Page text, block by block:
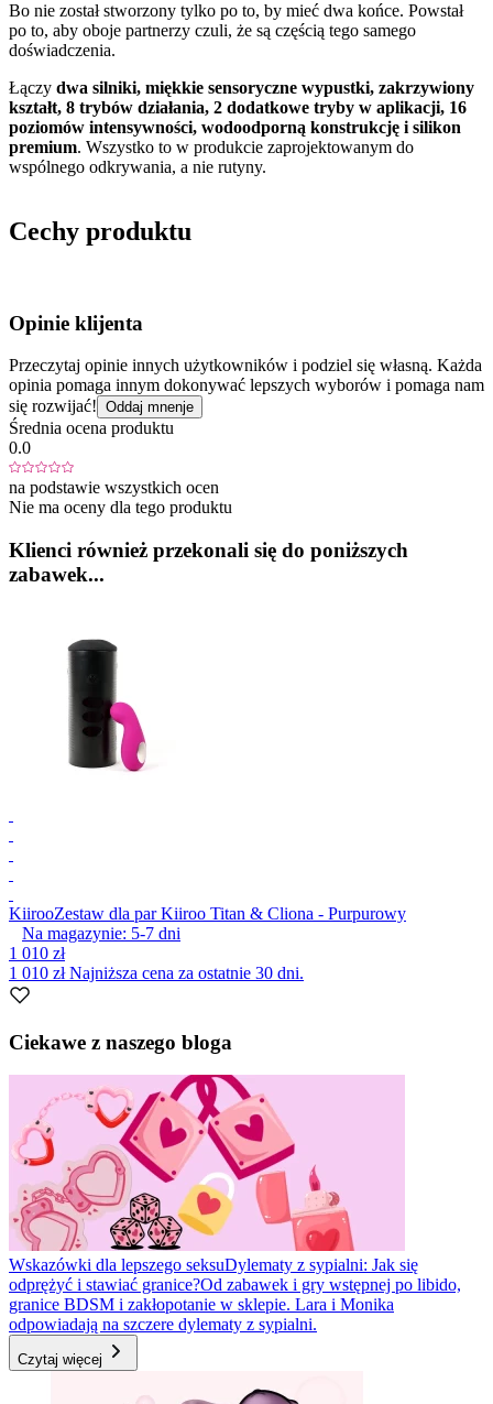
Bo nie został stworzony tylko po to, by mieć dwa końce. Powstał
po to, aby oboje partnerzy czuli, że są częścią tego samego
doświadczenia.
Łączy dwa silniki, miękkie sensoryczne wypustki, zakrzywiony
kształt, 8 trybów działania, 2 dodatkowe tryby w aplikacji, 16
poziomów intensywności, wodoodporną konstrukcję i silikon
premium. Wszystko to w produkcie zaprojektowanym do
wspólnego odkrywania, a nie rutyny.
Cechy produktu
Opinie klijenta
Przeczytaj opinie innych użytkowników i podziel się własną. Każda
opinia pomaga innym dokonywać lepszych wyborów i pomaga nam
się rozwijać! Oddaj mnenje
Średnia ocena produktu
0.0
na podstawie wszystkich ocen
Nie ma oceny dla tego produktu
Klienci również przekonali się do poniższych
zabawek...
KiirooZestaw dla par Kiiroo Titan & Cliona - Purpurowy
Na magazynie: 5-7 dni
1 010 zł
1 010 złNajniższa cena za ostatnie 30 dni.
1
1
Ciekawe z naszego bloga
Wskazówki dla lepszego seksuDylematy z sypialni: Jak się
odprężyć i stawiać granice?Od zabawek i gry wstępnej po libido,
granice BDSM i zakłopotanie w sklepie. Lara i Monika
odpowiadają na szczere dylematy z sypialni.
Czytaj więcej